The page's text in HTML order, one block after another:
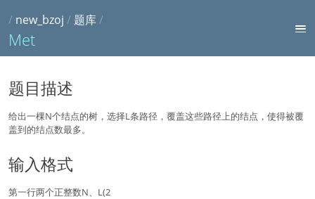
/ new_bzoj / 题库/
Met
题目描述
给出一棵N个结点的树，选择L条路径，覆盖这些路径上的结点，使得被覆
盖到的结点数最多。
输入格式
第一行两个正整数N、L(2